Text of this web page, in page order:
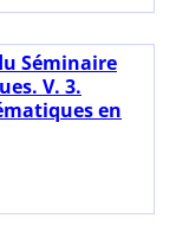
Séminaire
V. 3.
en